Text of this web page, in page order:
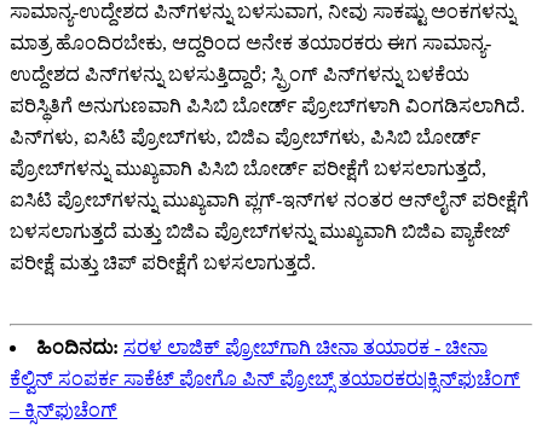
ಸಾಮಾನ್ಯ-ಉದ್ದೇಶದ ಪಿನ್‌ಗಳನ್ನು ಬಳಸುವಾಗ, ನೀವು ಸಾಕಷ್ಟು ಅಂಕಗಳನ್ನು
ಮಾತ್ರ ಹೊಂದಿರಬೇಕು, ಆದ್ದರಿಂದ ಅನೇಕ ತಯಾರಕರು ಈಗ ಸಾಮಾನ್ಯ-
ಉದ್ದೇಶದ ಪಿನ್‌ಗಳನ್ನು ಬಳಸುತ್ತಿದ್ದಾರೆ; ಸ್ಪ್ರಿಂಗ್ ಪಿನ್‌ಗಳನ್ನು ಬಳಕೆಯ
ಪರಿಸ್ಥಿತಿಗೆ ಅನುಗುಣವಾಗಿ ಪಿಸಿಬಿ ಬೋರ್ಡ್ ಪ್ರೋಬ್‌ಗಳಾಗಿ ವಿಂಗಡಿಸಲಾಗಿದೆ.
ಪಿನ್‌ಗಳು, ಐಸಿಟಿ ಪ್ರೋಬ್‌ಗಳು, ಬಿಜಿಎ ಪ್ರೋಬ್‌ಗಳು, ಪಿಸಿಬಿ ಬೋರ್ಡ್
ಪ್ರೋಬ್‌ಗಳನ್ನು ಮುಖ್ಯವಾಗಿ ಪಿಸಿಬಿ ಬೋರ್ಡ್ ಪರೀಕ್ಷೆಗೆ ಬಳಸಲಾಗುತ್ತದೆ,
ಐಸಿಟಿ ಪ್ರೋಬ್‌ಗಳನ್ನು ಮುಖ್ಯವಾಗಿ ಪ್ಲಗ್-ಇನ್‌ಗಳ ನಂತರ ಆನ್‌ಲೈನ್ ಪರೀಕ್ಷೆಗೆ
ಬಳಸಲಾಗುತ್ತದೆ ಮತ್ತು ಬಿಜಿಎ ಪ್ರೋಬ್‌ಗಳನ್ನು ಮುಖ್ಯವಾಗಿ ಬಿಜಿಎ ಪ್ಯಾಕೇಜ್
ಪರೀಕ್ಷೆ ಮತ್ತು ಚಿಪ್ ಪರೀಕ್ಷೆಗೆ ಬಳಸಲಾಗುತ್ತದೆ.
ಹಿಂದಿನದು: ಸರಳ ಲಾಜಿಕ್ ಪ್ರೋಬ್‌ಗಾಗಿ ಚೀನಾ ತಯಾರಕ - ಚೀನಾ
ಕೆಲ್ವಿನ್ ಸಂಪರ್ಕ ಸಾಕೆಟ್ ಪೋಗೊ ಪಿನ್ ಪ್ರೋಬ್ಸ್ ತಯಾರಕರು|ಕ್ಸಿನ್‌ಫುಚೆಂಗ್
– ಕ್ಸಿನ್‌ಫುಚೆಂಗ್